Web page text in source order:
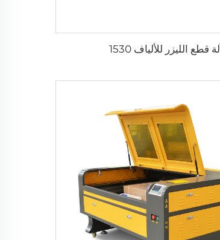
آلة قطع الليزر للألياف 1530